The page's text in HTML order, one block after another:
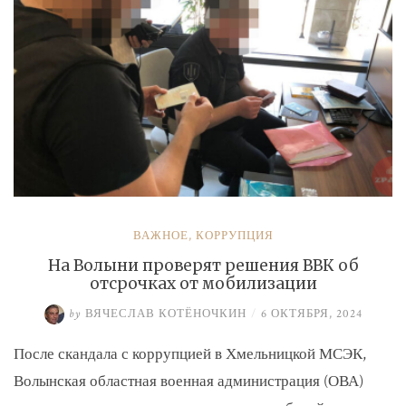
ВАЖНОЕ, КОРРУПЦИЯ
На Волыни проверят решения ВВК об
отсрочках от мобилизации
by ВЯЧЕСЛАВ КОТЁНОЧКИН / 6 ОКТЯБРЯ, 2024
После скандала с коррупцией в Хмельницкой МСЭК,
Волынская областная военная администрация (ОВА)